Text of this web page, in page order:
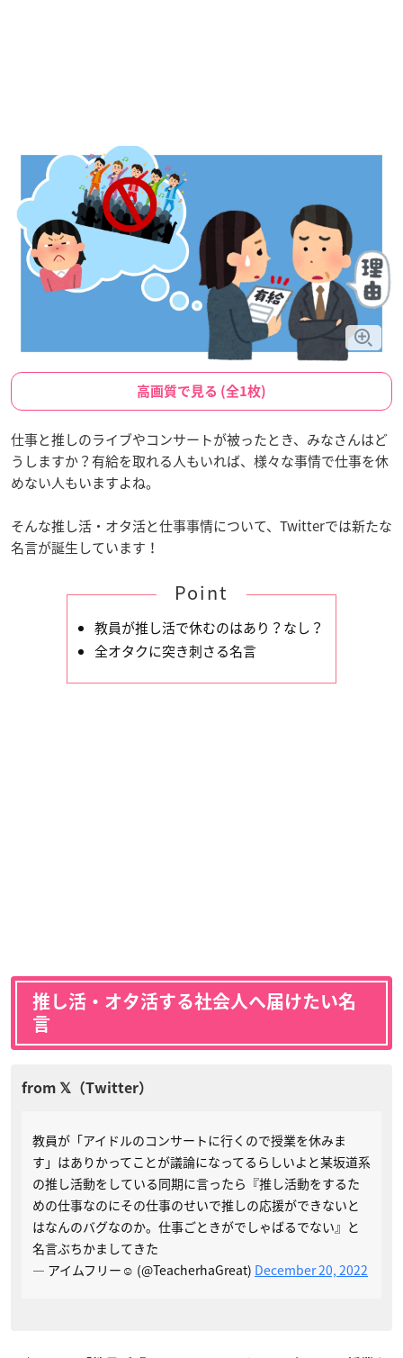
高画質で見る (全1枚)
仕事と推しのライブやコンサートが被ったとき、みなさんはど
うしますか？有給を取れる人もいれば、様々な事情で仕事を休
めない人もいますよね。
そんな推し活・オタ活と仕事事情について、Twitterでは新たな
名言が誕生しています！
Point
教員が推し活で休むのはあり？なし？
全オタクに突き刺さる名言
推し活・オタ活する社会人へ届けたい名
言
教員が「アイドルのコンサートに行くので授業を休みま
す」はありかってことが議論になってるらしいよと某坂道系
の推し活動をしている同期に言ったら『推し活動をするた
めの仕事なのにその仕事のせいで推しの応援ができないと
はなんのバグなのか。仕事ごときがでしゃばるでない』と
名言ぶちかましてきた
— アイムフリー☺︎ (@TeacherhaGreat) December 20, 2022